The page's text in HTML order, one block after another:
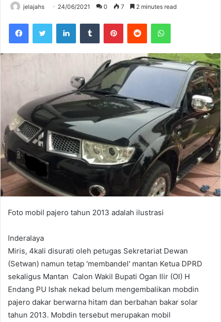
jelajahs 24/06/2021 0 7 2 minutes read
Foto mobil pajero tahun 2013 adalah ilustrasi
Inderalaya
Miris, 4kali disurati oleh petugas Sekretariat Dewan
(Setwan) namun tetap 'membandel' mantan Ketua DPRD
sekaligus Mantan Calon Wakil Bupati Ogan Ilir (OI) H
Endang PU Ishak nekad belum mengembalikan mobdin
pajero dakar berwarna hitam dan berbahan bakar solar
tahun 2013. Mobdin tersebut merupakan mobil